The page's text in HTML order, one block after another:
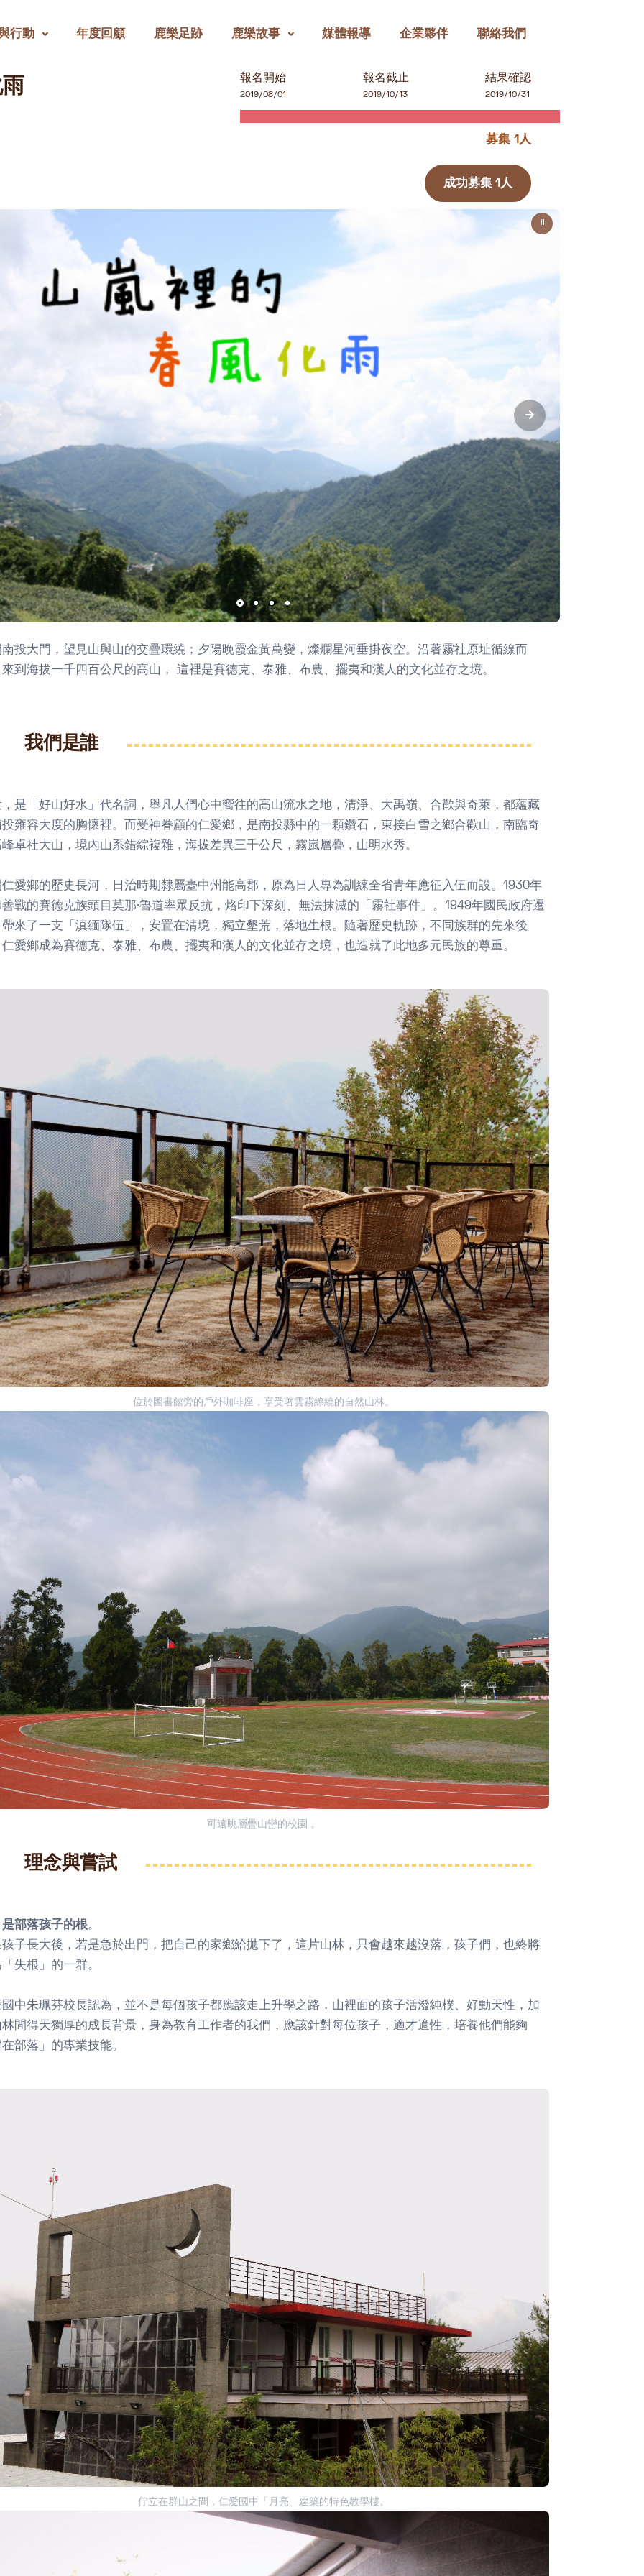
行動 年度回顧 鹿樂足跡 鹿樂故事 媒體報導 企業夥伴 聯絡我們
報名開始
2019/08/01
報名截止
2019/10/13
結果確認
2019/10/31
募集 1人
成功募集 1人
⏸
投大門，望見山與山的交疊環繞；夕陽晚霞金黃萬變，燦爛星河垂掛夜空。沿著霧社原址循線而
到海拔一千四百公尺的高山， 這裡是賽德克、泰雅、布農、擺夷和漢人的文化並存之境。
我們是誰
是「好山好水」代名詞，舉凡人們心中嚮往的高山流水之地，清淨、大禹嶺、合歡與奇萊，都蘊藏
雍容大度的胸懷裡。而受神眷顧的仁愛鄉，是南投縣中的一顆鑽石，東接白雪之鄉合歡山，南臨奇
卓社大山，境內山系錯綜複雜，海拔差異三千公尺，霧嵐層疊，山明水秀。
愛鄉的歷史長河，日治時期隸屬臺中州能高郡，原為日人專為訓練全省青年應征入伍而設。1930年
戰的賽德克族頭目莫那·魯道率眾反抗，烙印下深刻、無法抹滅的「霧社事件」。1949年國民政府遷
來了一支「滇緬隊伍」，安置在清境，獨立墾荒，落地生根。隨著歷史軌跡，不同族群的先來後
愛鄉成為賽德克、泰雅、布農、擺夷和漢人的文化並存之境，也造就了此地多元民族的尊重。
位於圖書館旁的戶外咖啡座，享受著雲霧繚繞的自然山林。
可遠眺層疊山巒的校園 。
理念與嘗試
部落孩子的根。
子長大後，若是急於出門，把自己的家鄉給拋下了，這片山林，只會越來越沒落，孩子們，也終將
失根」的一群。
中朱珮芬校長認為，並不是每個孩子都應該走上升學之路，山裡面的孩子活潑純樸、好動天性，加
間得天獨厚的成長背景，身為教育工作者的我們，應該針對每位孩子，適才適性，培養他們能夠
部落」的專業技能。
佇立在群山之間，仁愛國中「月亮」建築的特色教學樓。